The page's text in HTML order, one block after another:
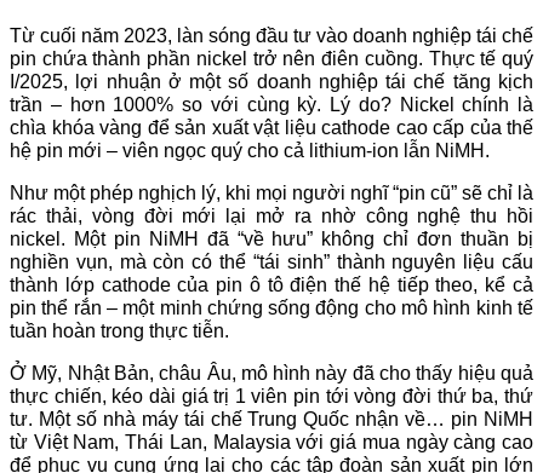
Từ cuối năm 2023, làn sóng đầu tư vào doanh nghiệp tái chế
pin chứa thành phần nickel trở nên điên cuồng. Thực tế quý
I/2025, lợi nhuận ở một số doanh nghiệp tái chế tăng kịch
trần – hơn 1000% so với cùng kỳ. Lý do? Nickel chính là
chìa khóa vàng để sản xuất vật liệu cathode cao cấp của thế
hệ pin mới – viên ngọc quý cho cả lithium-ion lẫn NiMH.
Như một phép nghịch lý, khi mọi người nghĩ “pin cũ” sẽ chỉ là
rác thải, vòng đời mới lại mở ra nhờ công nghệ thu hồi
nickel. Một pin NiMH đã “về hưu” không chỉ đơn thuần bị
nghiền vụn, mà còn có thể “tái sinh” thành nguyên liệu cấu
thành lớp cathode của pin ô tô điện thế hệ tiếp theo, kể cả
pin thể rắn – một minh chứng sống động cho mô hình kinh tế
tuần hoàn trong thực tiễn.
Ở Mỹ, Nhật Bản, châu Âu, mô hình này đã cho thấy hiệu quả
thực chiến, kéo dài giá trị 1 viên pin tới vòng đời thứ ba, thứ
tư. Một số nhà máy tái chế Trung Quốc nhận về… pin NiMH
từ Việt Nam, Thái Lan, Malaysia với giá mua ngày càng cao
để phục vụ cung ứng lại cho các tập đoàn sản xuất pin lớn